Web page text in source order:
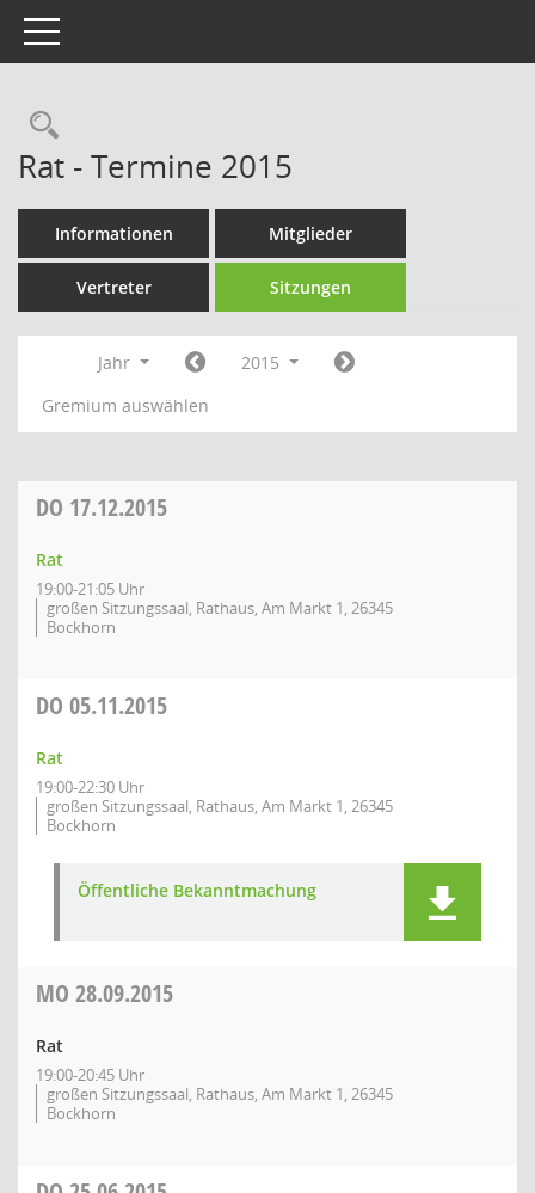
Toggle navigation
Rechercheauswahl
Rat - Termine 2015
Informationen Mitglieder
Vertreter Sitzungen
Jahr
2015
Gremium auswählen
DO 17.12.2015
Rat
19:00-21:05 Uhr
großen Sitzungssaal, Rathaus, Am Markt 1, 26345
Bockhorn
DO 05.11.2015
Rat
19:00-22:30 Uhr
großen Sitzungssaal, Rathaus, Am Markt 1, 26345
Bockhorn
Öffentliche Bekanntmachung
MO 28.09.2015
Rat
19:00-20:45 Uhr
großen Sitzungssaal, Rathaus, Am Markt 1, 26345
Bockhorn